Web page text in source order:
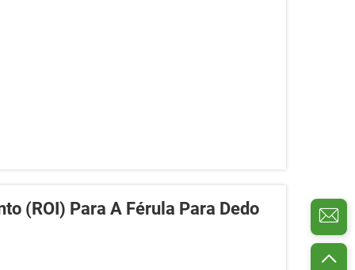
(ROI) Para A Férula Para Dedo